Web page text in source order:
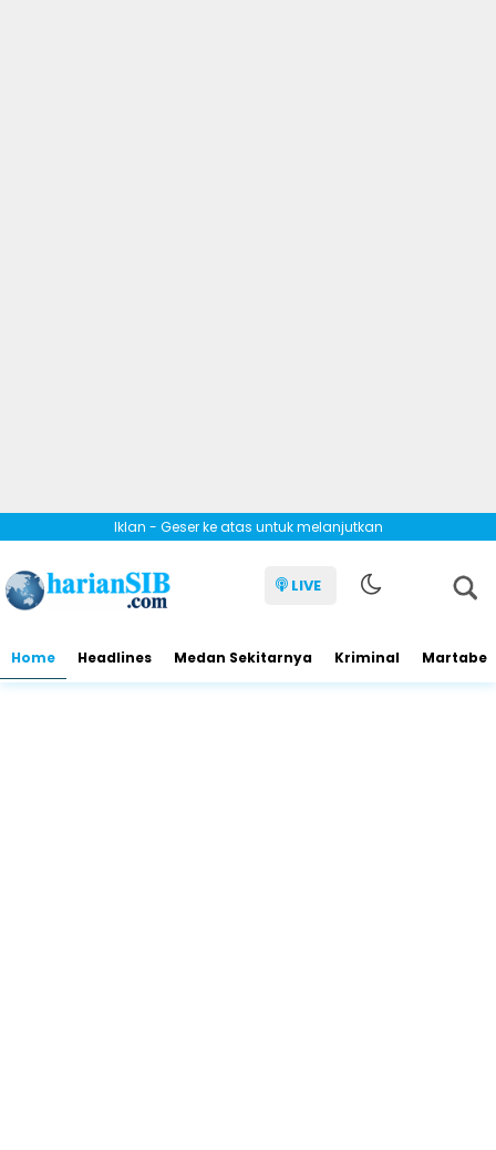
Iklan - Geser ke atas untuk melanjutkan
LIVE
Home Headlines Medan Sekitarnya Kriminal Martabe